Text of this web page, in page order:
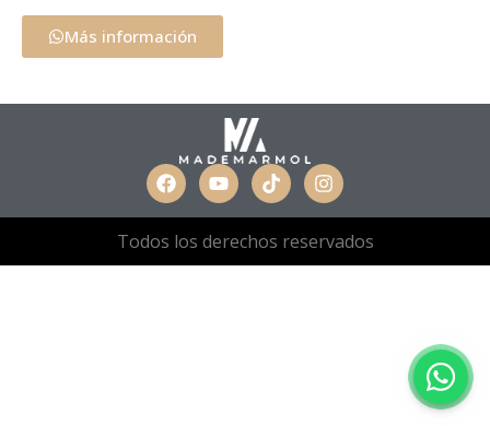
Más información
Todos los derechos reservados